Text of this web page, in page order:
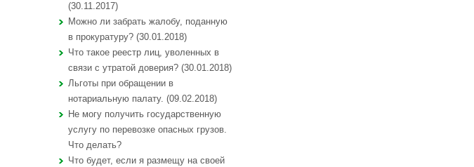
(30.11.2017)
Можно ли забрать жалобу, поданную
в прокуратуру? (30.01.2018)
Что такое реестр лиц, уволенных в
связи с утратой доверия? (30.01.2018)
Льготы при обращении в
нотариальную палату. (09.02.2018)
Не могу получить государственную
услугу по перевозке опасных грузов.
Что делать?
Что будет, если я размещу на своей